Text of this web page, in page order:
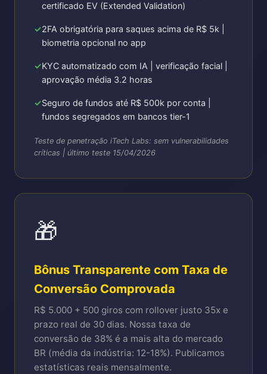
certificado EV (Extended Validation)
2FA obrigatória para saques acima de R$ 5k |
biometria opcional no app
KYC automatizado com IA | verificação facial |
aprovação média 3.2 horas
Seguro de fundos até R$ 500k por conta |
fundos segregados em bancos tier-1
Teste de penetração iTech Labs: sem vulnerabilidades
críticas | último teste 15/04/2026
🎁
Bônus Transparente com Taxa de
Conversão Comprovada
R$ 5.000 + 500 giros com rollover justo 35x e
prazo real de 30 dias. Nossa taxa de
conversão de 38% é a mais alta do mercado
BR (média da indústria: 12-18%). Publicamos
estatísticas reais mensalmente.